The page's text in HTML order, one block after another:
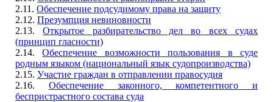
2.11. Обеспечение подсудимому права на защиту
2.12. Презумпция невиновности
2.13.Открытое разбирательство дел во всех судах
(принцип гласности)
2.14.Обеспечение возможности пользования в суде
родным языком (национальный язык судопроизводства)
2.15. Участие граждан в отправлении правосудия
2.16. Обеспечение законного, компетентного и
беспристрастного состава суда